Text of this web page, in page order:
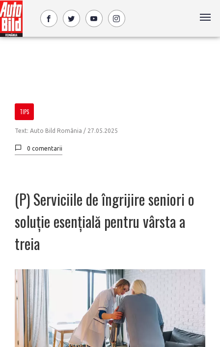
TIPS
Text: Auto Bild România / 27.05.2025
0 comentarii
(P) Serviciile de îngrijire seniori o
soluție esențială pentru vârsta a
treia